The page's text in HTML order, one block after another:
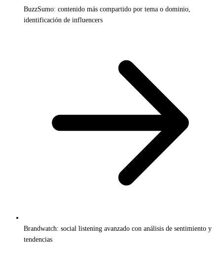
BuzzSumo: contenido más compartido por tema o dominio,
identificación de influencers
Brandwatch: social listening avanzado con análisis de sentimiento y
tendencias